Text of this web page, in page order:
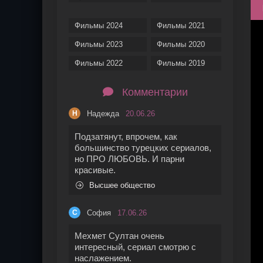
Фильмы 2024
Фильмы 2023
Фильмы 2022
Фильмы 2021
Фильмы 2020
Фильмы 2019
Комментарии
Н Надежда 20.06.26
Подзатянут, впрочем, как
большинство турецких сериалов,
но ПРО ЛЮБОВЬ. И парни
красивые.
Высшее общество
С София 17.06.26
Мехмет Султан очень
интересный, сериал смотрю с
наслажением.